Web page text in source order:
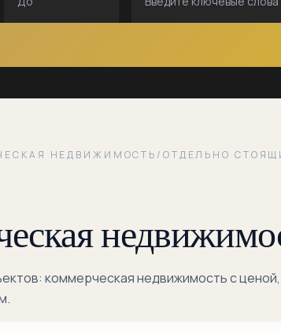
НЕДВИЖИМОСТЬ / ОТДЕЛЬНО
коммерческая недвижимость с ценой,